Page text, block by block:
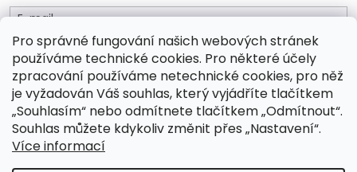
Pro správné fungování našich webových stránek
používáme technické cookies. Pro některé účely
zpracování používáme netechnické cookies, pro něž
je vyžadován Váš souhlas, který vyjádříte tlačítkem
„Souhlasím“ nebo odmítnete tlačítkem „Odmítnout“.
Souhlas můžete kdykoliv změnit přes „Nastavení“.
Více informací
E-mail
Vložením e-mailu souhlasíte sobchodními podmínkami .
PŘIHLÁSIT SE